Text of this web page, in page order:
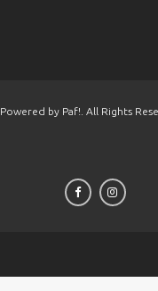
Powered by Paf!. All Rights